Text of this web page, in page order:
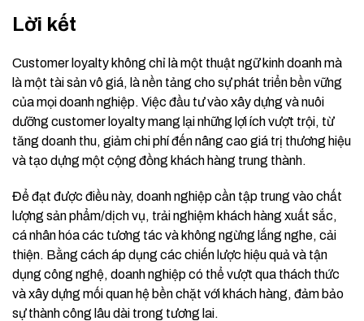
Lời kết
Customer loyalty không chỉ là một thuật ngữ kinh doanh mà
là một tài sản vô giá, là nền tảng cho sự phát triển bền vững
của mọi doanh nghiệp. Việc đầu tư vào xây dựng và nuôi
dưỡng customer loyalty mang lại những lợi ích vượt trội, từ
tăng doanh thu, giảm chi phí đến nâng cao giá trị thương hiệu
và tạo dựng một cộng đồng khách hàng trung thành.
Để đạt được điều này, doanh nghiệp cần tập trung vào chất
lượng sản phẩm/dịch vụ, trải nghiệm khách hàng xuất sắc,
cá nhân hóa các tương tác và không ngừng lắng nghe, cải
thiện. Bằng cách áp dụng các chiến lược hiệu quả và tận
dụng công nghệ, doanh nghiệp có thể vượt qua thách thức
và xây dựng mối quan hệ bền chặt với khách hàng, đảm bảo
sự thành công lâu dài trong tương lai.